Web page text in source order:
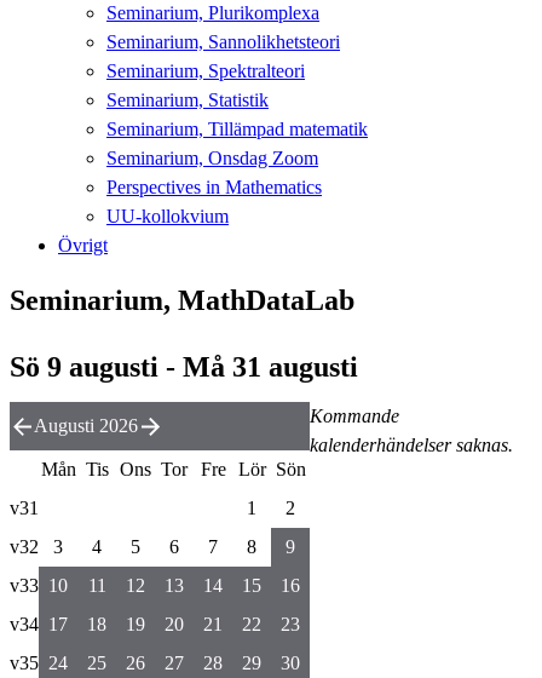
Seminarium, Plurikomplexa
Seminarium, Sannolikhetsteori
Seminarium, Spektralteori
Seminarium, Statistik
Seminarium, Tillämpad matematik
Seminarium, Onsdag Zoom
Perspectives in Mathematics
UU-kollokvium
Övrigt
Seminarium, MathDataLab
Sö 9 augusti - Må 31 augusti
Kommande
kalenderhändelser saknas.
Augusti 2026
Mån Tis Ons Tor Fre Lör Sön
v31
1
2
v32
3 4 5 6 7 8
9
v33 10 11 12 13 14 15
16
v34 17 18 19 20 21 22
23
v35 24 25 26 27 28 29
30